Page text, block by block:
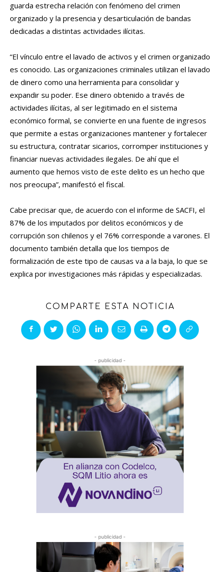
guarda estrecha relación con fenómeno del crimen
organizado y la presencia y desarticulación de bandas
dedicadas a distintas actividades ilícitas.
“El vínculo entre el lavado de activos y el crimen organizado
es conocido. Las organizaciones criminales utilizan el lavado
de dinero como una herramienta para consolidar y
expandir su poder. Ese dinero obtenido a través de
actividades ilícitas, al ser legitimado en el sistema
económico formal, se convierte en una fuente de ingresos
que permite a estas organizaciones mantener y fortalecer
su estructura, contratar sicarios, corromper instituciones y
financiar nuevas actividades ilegales. De ahí que el
aumento que hemos visto de este delito es un hecho que
nos preocupa”, manifestó el fiscal.
Cabe precisar que, de acuerdo con el informe de SACFI, el
87% de los imputados por delitos económicos y de
corrupción son chilenos y el 76% corresponde a varones. El
documento también detalla que los tiempos de
formalización de este tipo de causas va a la baja, lo que se
explica por investigaciones más rápidas y especializadas.
COMPARTE ESTA NOTICIA
- publicidad -
- publicidad -